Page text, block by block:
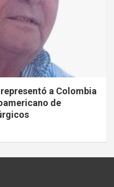
a Colombia
de